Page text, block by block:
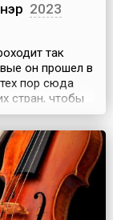
2023
так
он прошел в
пор сюда
стран, чтобы
свои
2012
в Рябово